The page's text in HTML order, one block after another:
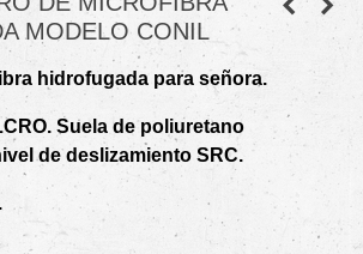
MODELO CONIL
hidrofugada para señora.
Suela de poliuretano
de deslizamiento SRC.